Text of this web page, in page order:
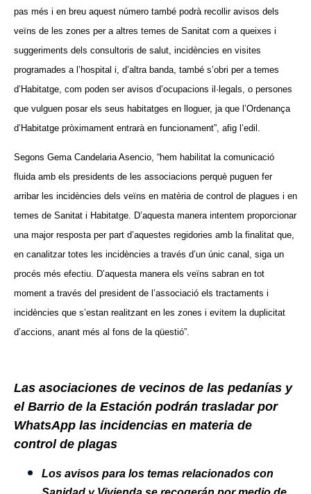
pas més i en breu aquest número també podrà recollir avisos dels
veïns de les zones per a altres temes de Sanitat com a queixes i
suggeriments dels consultoris de salut, incidències en visites
programades a l’hospital i, d’altra banda, també s’obri per a temes
d’Habitatge, com poden ser avisos d’ocupacions il·legals, o persones
que vulguen posar els seus habitatges en lloguer, ja que l’Ordenança
d’Habitatge pròximament entrarà en funcionament”, afig l’edil.
Segons Gema Candelaria Asencio, “hem habilitat la comunicació
fluida amb els presidents de les associacions perquè puguen fer
arribar les incidències dels veïns en matèria de control de plagues i en
temes de Sanitat i Habitatge. D’aquesta manera intentem proporcionar
una major resposta per part d’aquestes regidories amb la finalitat que,
en canalitzar totes les incidències a través d’un únic canal, siga un
procés més efectiu. D’aquesta manera els veïns sabran en tot
moment a través del president de l’associació els tractaments i
incidències que s’estan realitzant en les zones i evitem la duplicitat
d’accions, anant més al fons de la qüestió”.
Las asociaciones de vecinos de las pedanías y
el Barrio de la Estación podrán trasladar por
WhatsApp las incidencias en materia de
control de plagas
Los avisos para los temas relacionados con